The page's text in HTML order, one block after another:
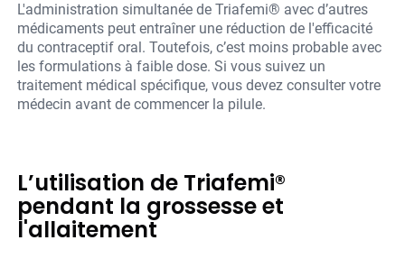
L'administration simultanée de Triafemi® avec d’autres
médicaments peut entraîner une réduction de l'efficacité
du contraceptif oral. Toutefois, c’est moins probable avec
les formulations à faible dose. Si vous suivez un
traitement médical spécifique, vous devez consulter votre
médecin avant de commencer la pilule.
L’utilisation de Triafemi®
pendant la grossesse et
l'allaitement